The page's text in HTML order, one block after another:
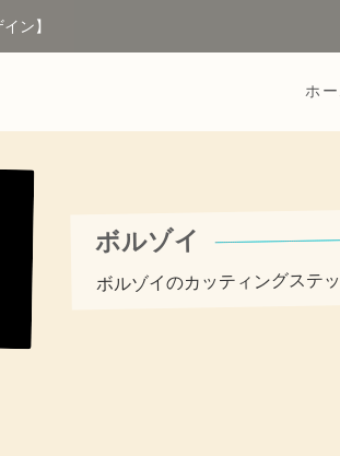
ホー
ン】
ボルゾイ
ボルゾイのカッティングステ